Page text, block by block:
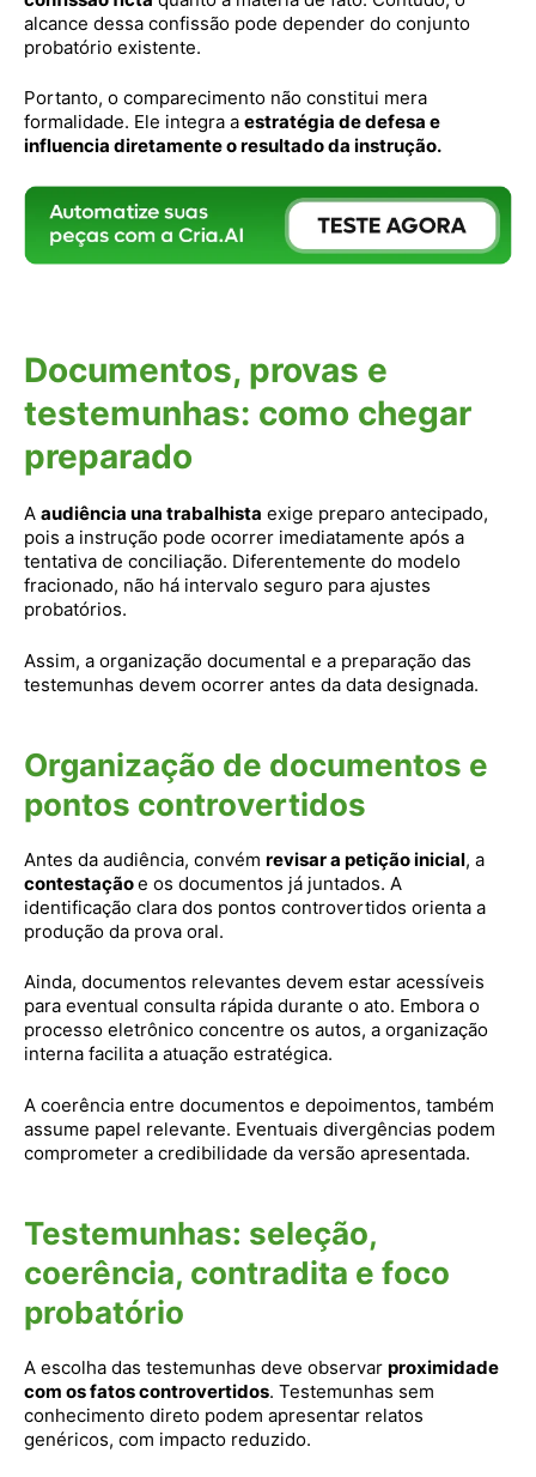
alcance dessa confissão pode depender do conjunto
probatório existente.
Portanto, o comparecimento não constitui mera
formalidade. Ele integra a estratégia de defesa e
influencia diretamente o resultado da instrução.
Documentos, provas e
testemunhas: como chegar
preparado
A audiência una trabalhista exige preparo antecipado,
pois a instrução pode ocorrer imediatamente após a
tentativa de conciliação. Diferentemente do modelo
fracionado, não há intervalo seguro para ajustes
probatórios.
Assim, a organização documental e a preparação das
testemunhas devem ocorrer antes da data designada.
Organização de documentos e
pontos controvertidos
Antes da audiência, convém revisar a petição inicial, a
contestaçãoe os documentos já juntados. A
identificação clara dos pontos controvertidos orienta a
produção da prova oral.
Ainda, documentos relevantes devem estar acessíveis
para eventual consulta rápida durante o ato. Embora o
processo eletrônico concentre os autos, a organização
interna facilita a atuação estratégica.
A coerência entre documentos e depoimentos, também
assume papel relevante. Eventuais divergências podem
comprometer a credibilidade da versão apresentada.
Testemunhas: seleção,
coerência, contradita e foco
probatório
A escolha das testemunhas deve observar proximidade
com os fatos controvertidos. Testemunhas sem
conhecimento direto podem apresentar relatos
genéricos, com impacto reduzido.